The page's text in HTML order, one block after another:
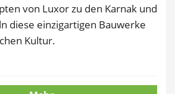
von Luxor zu den Karnak und
diese einzigartigen Bauwerke
Kultur.